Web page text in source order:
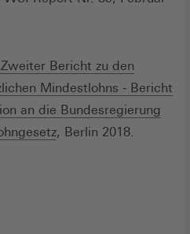
neuen
Zweiter Bericht zu den
Mindestlohns - Bericht
an die Bundesregierung
(Öffnet
, Berlin 2018.